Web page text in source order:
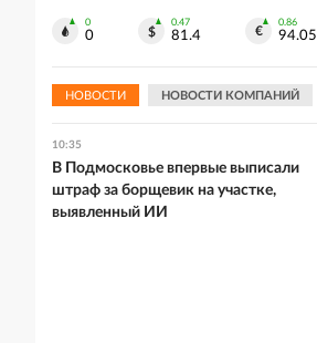
0
0
0.47
81.4
0.86
94.05
НОВОСТИ НОВОСТИ КОМПАНИЙ
экстремистов дали 11 лет колонии
10:35
В Подмосковье впервые выписали
штраф за борщевик на участке,
выявленный ИИ